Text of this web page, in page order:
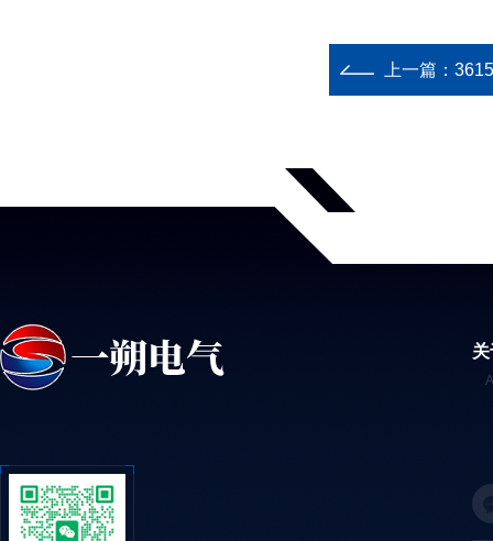
上一篇：